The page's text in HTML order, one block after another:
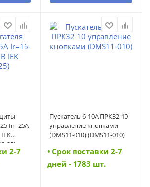
In=25A
25)
2-7
Пускатель 6-10А ПРК32-10
управление кнопками
(DMS11-010) (DMS11-010)
• Cрок поставки 2-7
дней - 1783 шт.